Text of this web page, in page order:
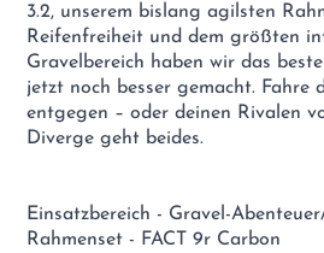
3.2, unserem bislang agilsten
Reifenfreiheit und dem größten
Gravelbereich haben wir das
jetzt noch besser gemacht. Fahre
entgegen – oder deinen Rivalen
Diverge geht beides.
Einsatzbereich - Gravel-
Rahmenset - FACT 9r Carbon